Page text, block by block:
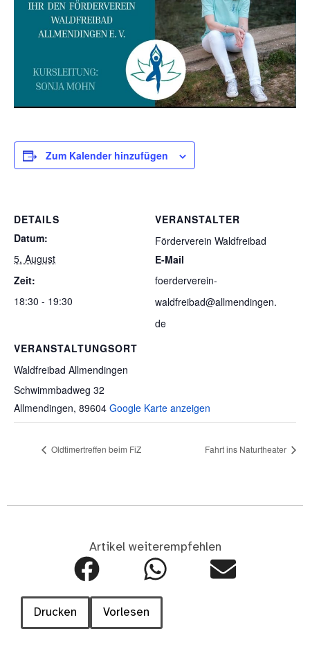
Zum Kalender hinzufügen
DETAILS
Datum:
5. August
Zeit:
18:30 - 19:30
VERANSTALTUNGSORT
Waldfreibad Allmendingen
Schwimmbadweg 32
Allmendingen, 89604 Google Karte anzeigen
VERANSTALTER
Förderverein Waldfreibad
E-Mail
foerderverein-
waldfreibad@allmendingen.
de
Oldtimertreffen beim FiZ Fahrt ins Naturtheater
Artikel weiterempfehlen
Drucken Vorlesen